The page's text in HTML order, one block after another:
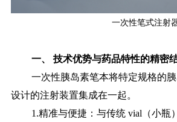
一次性笔式注射
一、 技术优势与药品特性的精密
一次性胰岛素笔本将特定规格的
设计的注射装置集成在一起。
1.精准与便捷：与传统 vial（小瓶